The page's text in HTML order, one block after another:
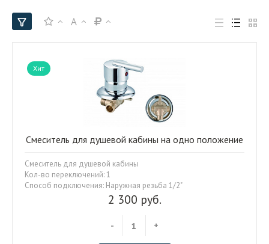
A
Хит
2 300 руб.
- +
Смеситель для душевой кабины на одно положение
Смеситель для душевой кабины
Кол-во переключений: 1
Способ подключения: Наружная резьба 1/2"